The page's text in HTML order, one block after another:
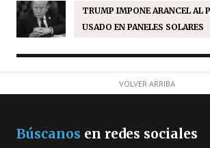
TRUMP IMPONE ARANCEL AL
USADO EN PANELES SOLARES
VOLVER ARRIBA
Búscanos en redes sociales